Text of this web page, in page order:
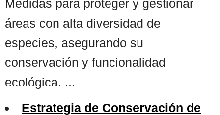
Medidas para proteger y gestionar
áreas con alta diversidad de
especies, asegurando su
conservación y funcionalidad
ecológica. ...
Estrategia de Conservación de